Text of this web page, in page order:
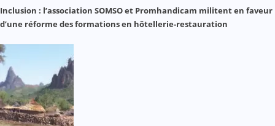
Inclusion : l’association SOMSO et Promhandicam militent en faveur
d’une réforme des formations en hôtellerie-restauration